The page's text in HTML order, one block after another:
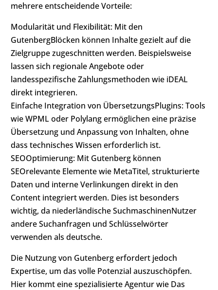
mehrere entscheidende Vorteile:
Modularität und Flexibilität: Mit den
GutenbergBlöcken können Inhalte gezielt auf die
Zielgruppe zugeschnitten werden. Beispielsweise
lassen sich regionale Angebote oder
landesspezifische Zahlungsmethoden wie iDEAL
direkt integrieren.
Einfache Integration von ÜbersetzungsPlugins: Tools
wie WPML oder Polylang ermöglichen eine präzise
Übersetzung und Anpassung von Inhalten, ohne
dass technisches Wissen erforderlich ist.
SEOOptimierung: Mit Gutenberg können
SEOrelevante Elemente wie MetaTitel, strukturierte
Daten und interne Verlinkungen direkt in den
Content integriert werden. Dies ist besonders
wichtig, da niederländische SuchmaschinenNutzer
andere Suchanfragen und Schlüsselwörter
verwenden als deutsche.
Die Nutzung von Gutenberg erfordert jedoch
Expertise, um das volle Potenzial auszuschöpfen.
Hier kommt eine spezialisierte Agentur wie Das